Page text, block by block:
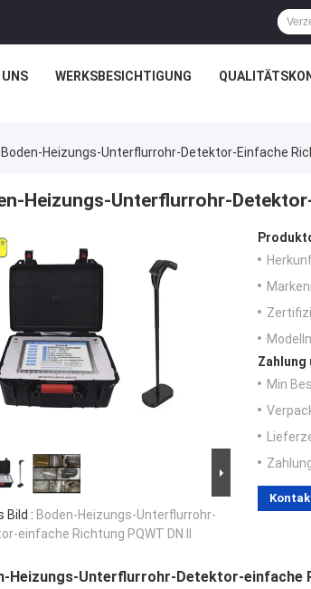
UNS WERKSBESICHTIGUNG
Boden-Heizungs-Unterflurrohr-Detektor-Einfache
Heizungs-Unterflurrohr-
Bild : Boden-Heizungs-Unterflurrohr-
einfache Richtung PQWT DN II
Zahlung
Min
Heizungs-Unterflurrohr-Detektor-einfache